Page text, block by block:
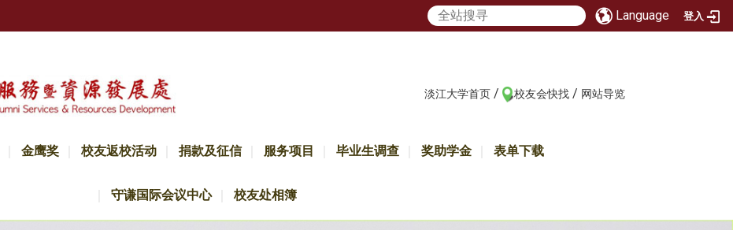
Language 登入
淡江大学首页 / 校友会快找 / 网站导览
金鹰奖 校友返校活动 捐款及征信 服务项目 毕业生调查 奖助学金 表单下载
守谦国际会议中心 校友处相簿